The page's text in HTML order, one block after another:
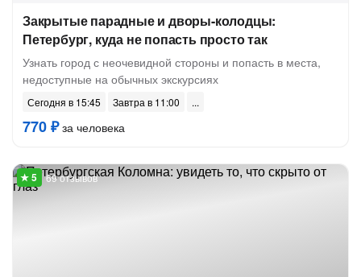
Закрытые парадные и дворы-колодцы:
Петербург, куда не попасть просто так
Узнать город с неочевидной стороны и попасть в места,
недоступные на обычных экскурсиях
Сегодня в 15:45 Завтра в 11:00
770 ₽за человека
69 отзывов